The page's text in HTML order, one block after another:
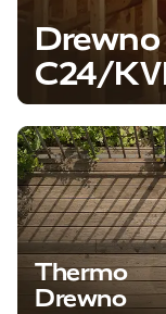
Drewno
C24/
Thermo
Drewno